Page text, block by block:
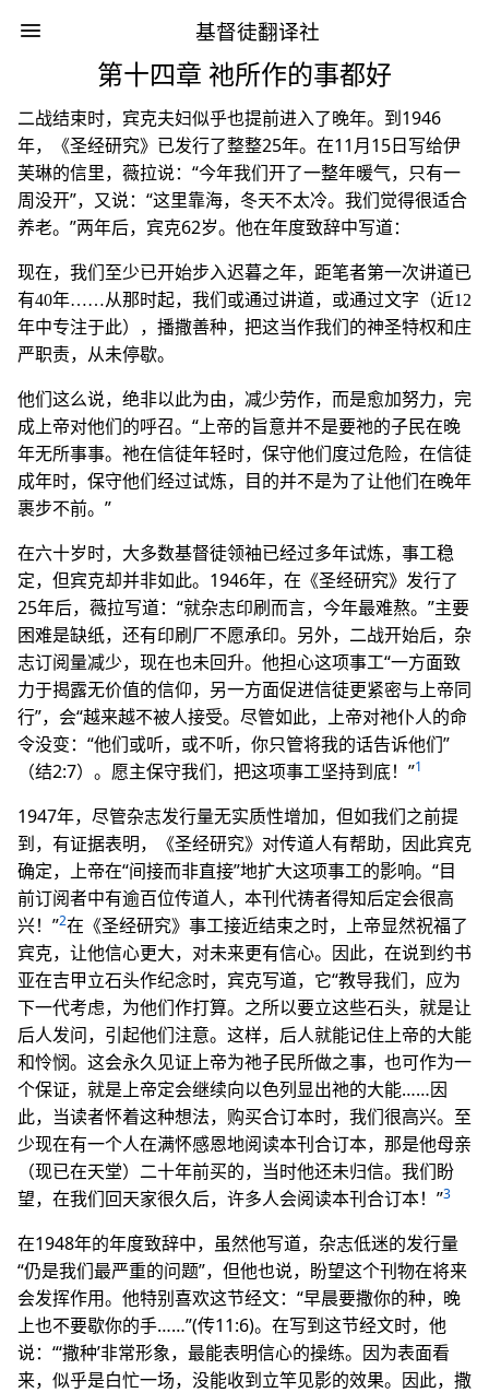
基督徒翻译社
第十四章 祂所作的事都好
二战结束时，宾克夫妇似乎也提前进入了晚年。到1946
年，《圣经研究》已发行了整整25年。在11月15日写给伊
芙琳的信里，薇拉说：“今年我们开了一整年暖气，只有一
周没开”，又说：“这里靠海，冬天不太冷。我们觉得很适合
养老。”两年后，宾克62岁。他在年度致辞中写道：
现在，我们至少已开始步入迟暮之年，距笔者第一次讲道已
有40年……从那时起，我们或通过讲道，或通过文字（近12
年中专注于此），播撒善种，把这当作我们的神圣特权和庄
严职责，从未停歇。
他们这么说，绝非以此为由，减少劳作，而是愈加努力，完
成上帝对他们的呼召。“上帝的旨意并不是要祂的子民在晚
年无所事事。祂在信徒年轻时，保守他们度过危险，在信徒
成年时，保守他们经过试炼，目的并不是为了让他们在晚年
裹步不前。”
在六十岁时，大多数基督徒领袖已经过多年试炼，事工稳
定，但宾克却并非如此。1946年，在《圣经研究》发行了
25年后，薇拉写道：“就杂志印刷而言，今年最难熬。”主要
困难是缺纸，还有印刷厂不愿承印。另外，二战开始后，杂
志订阅量减少，现在也未回升。他担心这项事工“一方面致
力于揭露无价值的信仰，另一方面促进信徒更紧密与上帝同
行”，会“越来越不被人接受。尽管如此，上帝对祂仆人的命
令没变：“他们或听，或不听，你只管将我的话告诉他们”
（结2:7）。愿主保守我们，把这项事工坚持到底！”1
1947年，尽管杂志发行量无实质性增加，但如我们之前提
到，有证据表明，《圣经研究》对传道人有帮助，因此宾克
确定，上帝在“间接而非直接”地扩大这项事工的影响。“目
前订阅者中有逾百位传道人，本刊代祷者得知后定会很高
兴！”2在《圣经研究》事工接近结束之时，上帝显然祝福了
宾克，让他信心更大，对未来更有信心。因此，在说到约书
亚在吉甲立石头作纪念时，宾克写道，它“教导我们，应为
下一代考虑，为他们作打算。之所以要立这些石头，就是让
后人发问，引起他们注意。这样，后人就能记住上帝的大能
和怜悯。这会永久见证上帝为祂子民所做之事，也可作为一
个保证，就是上帝定会继续向以色列显出祂的大能……因
此，当读者怀着这种想法，购买合订本时，我们很高兴。至
少现在有一个人在满怀感恩地阅读本刊合订本，那是他母亲
（现已在天堂）二十年前买的，当时他还未归信。我们盼
望，在我们回天家很久后，许多人会阅读本刊合订本！”3
在1948年的年度致辞中，虽然他写道，杂志低迷的发行量
“仍是我们最严重的问题”，但他也说，盼望这个刊物在将来
会发挥作用。他特别喜欢这节经文：“早晨要撒你的种，晚
上也不要歇你的手……”(传11:6)。在写到这节经文时，他
说：“‘撒种’非常形象，最能表明信心的操练。因为表面看
来，似乎是白忙一场，没能收到立竿见影的效果。因此，撒